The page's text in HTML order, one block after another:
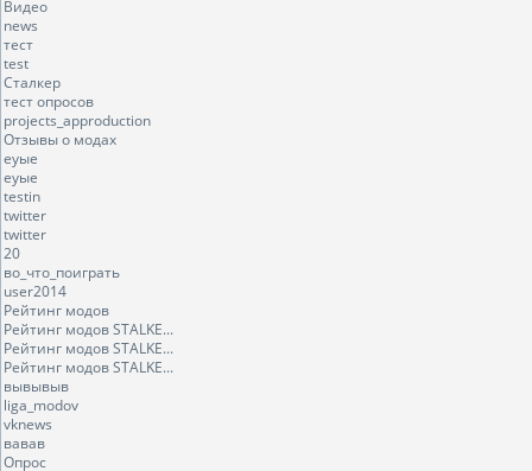
Видео
news
тест
test
Сталкер
тест опросов
projects_approduction
Отзывы о модах
еуые
еуые
testin
twitter
twitter
20
во_что_поиграть
user2014
Рейтинг модов
Рейтинг модов STALKE...
Рейтинг модов STALKE...
Рейтинг модов STALKE...
вывывыв
liga_modov
vknews
вавав
Опрос